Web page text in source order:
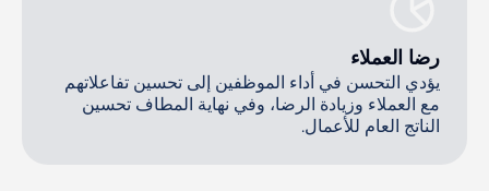
رضا العملاء
يؤدي التحسن في أداء الموظفين إلى تحسين تفاعلاتهم
مع العملاء وزيادة الرضا، وفي نهاية المطاف تحسين
الناتج العام للأعمال.